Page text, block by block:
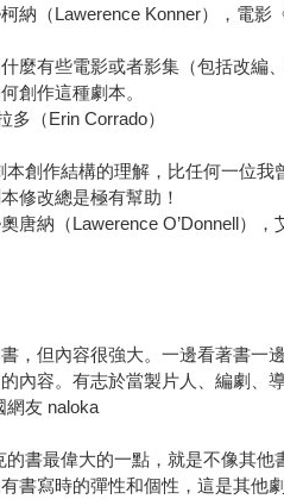
納（Lawerence Konner），電
麼有些電影或者影集（包括改編
創作這種劇本。
多（Erin Corrado）
本創作結構的理解，比任何一位
修改總是極有幫助！
唐納（Lawerence O’Donnell）
但內容很強大。一邊看著書一邊
內容。有志於當製片人、編劇、
網友 naloka
最偉大的一點，就是不像其他
寫時的彈性和個性，這是其他劇